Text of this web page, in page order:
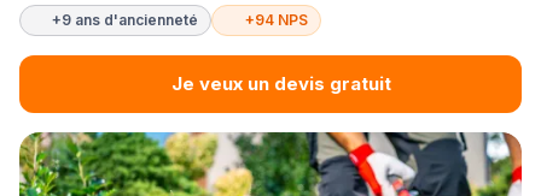
+9 ans d'ancienneté +94 NPS
Je veux un devis gratuit